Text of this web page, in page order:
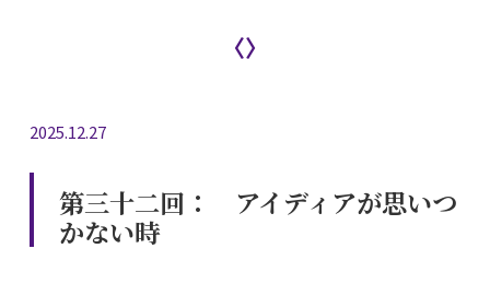
〈〉
2025.12.27
第三十二回： アイディアが思いつ
かない時